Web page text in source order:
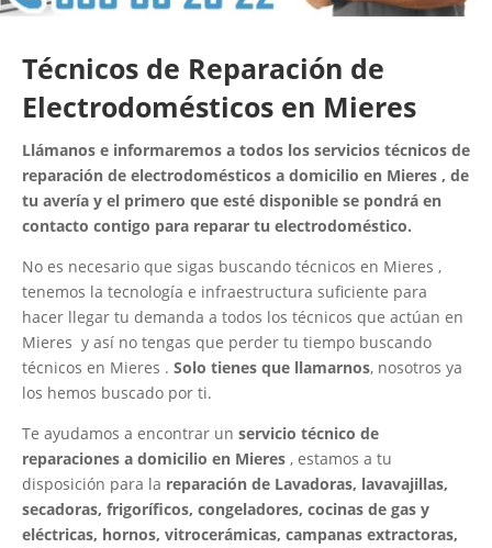
Técnicos de Reparación de
Electrodomésticos en Mieres
Llámanos e informaremos a todos los servicios técnicos de
reparación de electrodomésticos a domicilio en Mieres , de
tu avería y el primero que esté disponible se pondrá en
contacto contigo para reparar tu electrodoméstico.
No es necesario que sigas buscando técnicos en Mieres ,
tenemos la tecnología e infraestructura suficiente para
hacer llegar tu demanda a todos los técnicos que actúan en
Mieres y así no tengas que perder tu tiempo buscando
técnicos en Mieres . Solo tienes que llamarnos, nosotros ya
los hemos buscado por ti.
Te ayudamos a encontrar un servicio técnico de
reparaciones a domicilio en Mieres , estamos a tu
disposición para la reparación de Lavadoras, lavavajillas,
secadoras, frigoríficos, congeladores, cocinas de gas y
eléctricas, hornos, vitrocerámicas, campanas extractoras,